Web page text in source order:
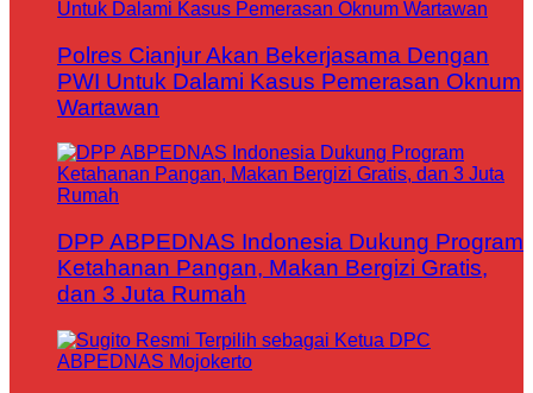
Polres Cianjur Akan Bekerjasama Dengan
PWI Untuk Dalami Kasus Pemerasan Oknum
Wartawan
DPP ABPEDNAS Indonesia Dukung Program
Ketahanan Pangan, Makan Bergizi Gratis,
dan 3 Juta Rumah